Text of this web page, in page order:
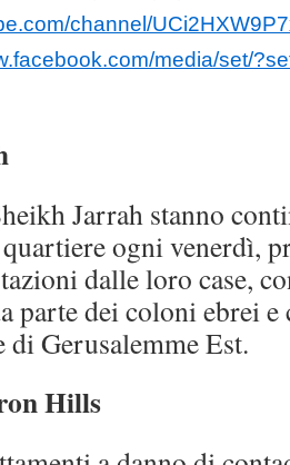
channel/
media/set/
Jarrah stanno
ogni venerdì,
dalle loro case,
parte dei coloni ebrei e
di Gerusalemme Est.
Hills